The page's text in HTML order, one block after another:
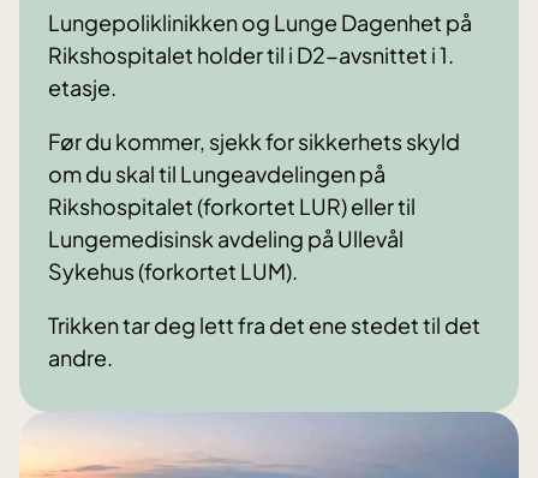
Lungepoliklinikken og Lunge Dagenhet på
Rikshospitalet holder til i D2-avsnittet i 1.
etasje.
Før du kommer, sjekk for sikkerhets skyld
om du skal til Lungeavdelingen på
Rikshospitalet (forkortet LUR) eller til
Lungemedisinsk avdeling på Ullevål
Sykehus (forkortet LUM).
Trikken tar deg lett fra det ene stedet til det
andre.